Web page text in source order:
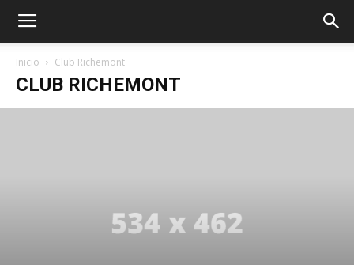
Inicio Club Richemont
CLUB RICHEMONT